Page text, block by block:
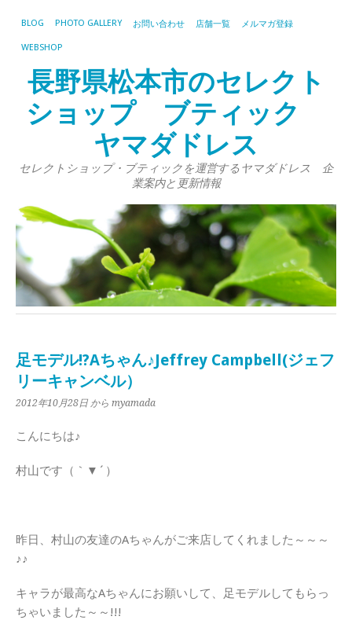
BLOG PHOTO GALLERY お問い合わせ 店舗一覧 メルマガ登録
WEBSHOP
長野県松本市のセレクト
ショップ ブティック
ヤマダドレス
セレクトショップ・ブティックを運営するヤマダドレス 企
業案内と更新情報
足モデル!?Aちゃん♪Jeffrey Campbell(ジェフ
リーキャンベル）
2012年10月28日 から myamada
こんにちは♪
村山です（｀▼´）
昨日、村山の友達のAちゃんがご来店してくれました～～～
♪♪
キャラが最高なAちゃんにお願いして、足モデルしてもらっ
ちゃいました～～!!!